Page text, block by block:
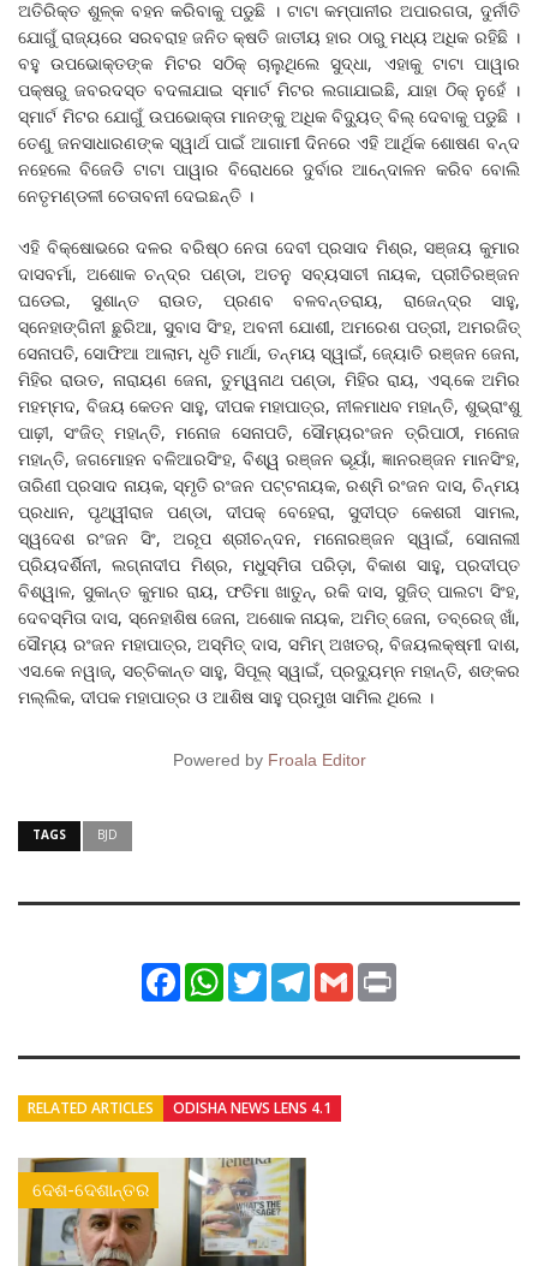
ଅତିରିକ୍ତ ଶୁଳ୍କ ବହନ କରିବାକୁ ପଡୁଛି । ଟାଟା କମ୍ପାନୀର ଅପାରଗତା, ଦୁର୍ନୀତି
ଯୋଗୁଁ ରାଜ୍ୟରେ ସରବରାହ ଜନିତ କ୍ଷତି ଜାତୀୟ ହାର ଠାରୁ ମଧ୍ୟ ଅଧିକ ରହିଛି ।
ବହୁ ଉପଭୋକ୍ତଙ୍କ ମିଟର ସଠିକ୍ ଚାଲୁଥିଲେ ସୁଦ୍ଧା, ଏହାକୁ ଟାଟା ପାୱାର
ପକ୍ଷରୁ ଜବରଦସ୍ତ ବଦଳାଯାଇ ସ୍ମାର୍ଟ ମିଟର ଲଗାଯାଇଛି, ଯାହା ଠିକ୍ ନୁହେଁ ।
ସ୍ମାର୍ଟ ମିଟର ଯୋଗୁଁ ଉପଭୋକ୍ତା ମାନଙ୍କୁ ଅଧିକ ବିଦୁ୍ୟତ୍ ବିଲ୍ ଦେବାକୁ ପଡୁଛି ।
ତେଣୁ ଜନସାଧାରଣଙ୍କ ସ୍ୱାର୍ଥ ପାଇଁ ଆଗାମୀ ଦିନରେ ଏହି ଆର୍ଥିକ ଶୋଷଣ ବନ୍ଦ
ନହେଲେ ବିଜେଡି ଟାଟା ପାୱାର ବିରୋଧରେ ଦୁର୍ବାର ଆନେ୍ଦାଳନ କରିବ ବୋଲି
ନେତୃମଣ୍ଡଳୀ ଚେତାବନୀ ଦେଇଛନ୍ତି ।
ଏହି ବିକ୍ଷୋଭରେ ଦଳର ବରିଷ୍ଠ ନେତା ଦେବୀ ପ୍ରସାଦ ମିଶ୍ର, ସଞ୍ଜୟ କୁମାର
ଦାସବର୍ମା, ଅଶୋକ ଚନ୍ଦ୍ର ପଣ୍ଡା, ଅତନୁ ସବ୍ୟସାଚୀ ନାୟକ, ପ୍ରୀତିରଞ୍ଜନ
ଘଡେଇ, ସୁଶାନ୍ତ ରାଉତ, ପ୍ରଣବ ବଳବନ୍ତରାୟ, ରାଜେନ୍ଦ୍ର ସାହୁ,
ସ୍ନେହାଙ୍ଗିନୀ ଛୁରିଆ, ସୁବାସ ସିଂହ, ଅବନୀ ଯୋଶୀ, ଅମରେଶ ପତ୍ରୀ, ଅମରଜିତ୍
ସେନାପତି, ସୋଫିଆ ଆଲାମ, ଧୃତି ମାର୍ଥା, ତନ୍ମୟ ସ୍ୱାଇଁ, ଜ୍ୟୋତି ରଞ୍ଜନ ଜେନା,
ମିହିର ରାଉତ, ନାରାୟଣ ଜେନା, ତୁମ୍ୱନାଥ ପଣ୍ଡା, ମିହିର ରାୟ, ଏସ୍.କେ ଅମିର
ମହମ୍ମଦ, ବିଜୟ କେତନ ସାହୁ, ଦୀପକ ମହାପାତ୍ର, ନୀଳମାଧବ ମହାନ୍ତି, ଶୁଭ୍ରାଂଶୁ
ପାଢ଼ୀ, ସଂଜିତ୍ ମହାନ୍ତି, ମନୋଜ ସେନାପତି, ସୌମ୍ୟରଂଜନ ତ୍ରିପାଠୀ, ମନୋଜ
ମହାନ୍ତି, ଜଗମୋହନ ବଳିଆରସିଂହ, ବିଶ୍ୱ ରଞ୍ଜନ ଭୂୟାଁ, ଜ୍ଞାନରଞ୍ଜନ ମାନସିଂହ,
ତାରିଣୀ ପ୍ରସାଦ ନାୟକ, ସ୍ମୃତି ରଂଜନ ପଟ୍ଟନାୟକ, ରଶ୍ମି ରଂଜନ ଦାସ, ଚିନ୍ମୟ
ପ୍ରଧାନ, ପୃଥ୍ୱୀରାଜ ପଣ୍ଡା, ଦୀପକ୍ ବେହେରା, ସୁଦୀପ୍ତ କେଶରୀ ସାମଲ,
ସ୍ୱଦେଶ ରଂଜନ ସିଂ, ଅରୂପ ଶ୍ରୀଚନ୍ଦନ, ମନୋରଞ୍ଜନ ସ୍ୱାଇଁ, ସୋନାଲୀ
ପ୍ରିୟଦର୍ଶିନୀ, ଲଗ୍ନାଦୀପ ମିଶ୍ର, ମଧୁସ୍ମିତା ପରିଡ଼ା, ବିକାଶ ସାହୁ, ପ୍ରଦୀପ୍ତ
ବିଶ୍ୱାଳ, ସୁକାନ୍ତ କୁମାର ରାୟ, ଫତିମା ଖାତୁନ୍, ରକି ଦାସ, ସୁଜିତ୍ ପାଲଟା ସିଂହ,
ଦେବସ୍ମିତା ଦାସ, ସ୍ନେହାଶିଷ ଜେନା, ଅଶୋକ ନାୟକ, ଅମିତ୍ ଜେନା, ତବ୍ରେଜ୍ ଖାଁ,
ସୌମ୍ୟ ରଂଜନ ମହାପାତ୍ର, ଅସ୍ମିତ୍ ଦାସ, ସମିମ୍ ଅଖତର୍, ବିଜୟଲକ୍ଷ୍ମୀ ଦାଶ,
ଏସ.କେ ନୱାଜ୍, ସଚ୍ଚିକାନ୍ତ ସାହୁ, ସିପୂଲ୍ ସ୍ୱାଇଁ, ପ୍ରଦୁ୍ୟମ୍ନ ମହାନ୍ତି, ଶଙ୍କର
ମଲ୍ଲିକ, ଦୀପକ ମହାପାତ୍ର ଓ ଆଶିଷ ସାହୁ ପ୍ରମୁଖ ସାମିଲ ଥିଲେ ।
Powered by Froala Editor
TAGS BJD
FacebookWhatsApp
TwitterTelegram
Gmail
RELATED ARTICLES ODISHA NEWS LENS 4.1
ଦେଶ-ଦେଶାନ୍ତର